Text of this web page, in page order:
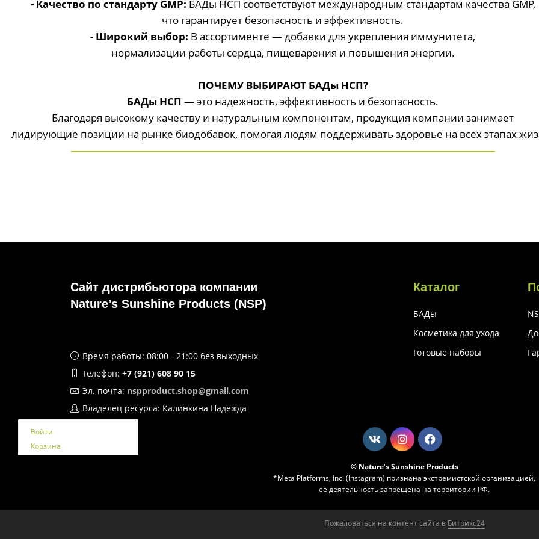
Войти
Корзина
- Качество по стандарту GMP: БАДы НСП соответствуют международным стандартам качества GMP,
что гарантирует безопасность и эффективность.
- Широкий выбор: В ассортименте — добавки для укрепления иммунитета,
нормализации работы сердца, пищеварения и повышения энергии.
ПОЧЕМУ ВЫБИРАЮТ БАДы НСП?
БАДы НСП — это надежность, эффективность и безопасность.
Благодаря высокому качеству и натуральным компонентам, продукция компании занимает
лидирующие позиции на рынке биодобавок, помогая людям поддерживать здоровье на всех этапах
Сайт дистрибьютора компании
Nature’s Sunshine Products (NSP)
Время работы: 08:00 - 21:00 без выходных
Телефон: +7 (921) 608 90 15
Эл. почта: nspproduct.shop@gmail.com
Владелец ресурса: Калинкина Надежда
Каталог
БАДы
Косметика для ухода
Готовые наборы
© Nature’s Sunshine Products
*Meta Platforms, Inc. (Instagram) признана экстремистской организацией,
ее деятельность запрещена на территории РФ.
Пожаловаться на контент cайта в Битрикс24